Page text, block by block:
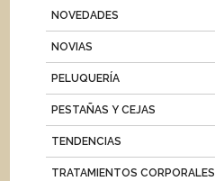
NOVEDADES
NOVIAS
PELUQUERÍA
PESTAÑAS Y CEJAS
TENDENCIAS
TRATAMIENTOS CORPORALES